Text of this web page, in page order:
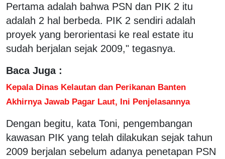
Pertama adalah bahwa PSN dan PIK 2 itu
adalah 2 hal berbeda. PIK 2 sendiri adalah
proyek yang berorientasi ke real estate itu
sudah berjalan sejak 2009," tegasnya.
Baca Juga :
Kepala Dinas Kelautan dan Perikanan Banten
Akhirnya Jawab Pagar Laut, Ini Penjelasannya
Dengan begitu, kata Toni, pengembangan
kawasan PIK yang telah dilakukan sejak tahun
2009 berjalan sebelum adanya penetapan PSN